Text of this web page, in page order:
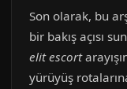
Son olarak, bu
bir bakış açısı
elit escort
yürüyüş